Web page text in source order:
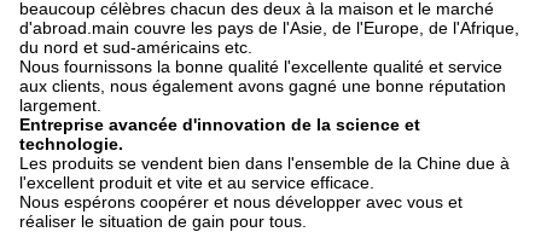
beaucoup célèbres chacun des deux à la maison et le marché
d'abroad.main couvre les pays de l'Asie, de l'Europe, de l'Afrique,
du nord et sud-américains etc.
Nous fournissons la bonne qualité l'excellente qualité et service
aux clients, nous également avons gagné une bonne réputation
largement.
Entreprise avancée d'innovation de la science et
technologie.
Les produits se vendent bien dans l'ensemble de la Chine due à
l'excellent produit et vite et au service efficace.
Nous espérons coopérer et nous développer avec vous et
réaliser le situation de gain pour tous.